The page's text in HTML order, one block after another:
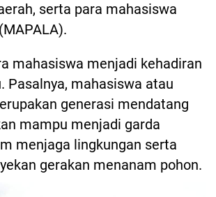
serta para mahasiswa
mahasiswa menjadi kehadiran
Pasalnya, mahasiswa atau
generasi mendatang
mampu menjadi garda
menjaga lingkungan serta
gerakan menanam pohon.